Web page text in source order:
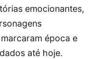
emocionantes,
época e
até hoje.